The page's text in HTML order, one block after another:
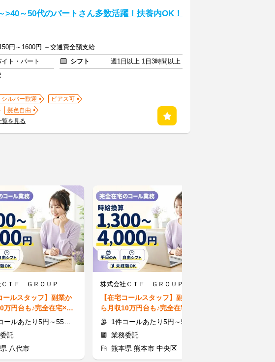
>40～50代のパートさん多数活躍！扶養内OK！
円～1600円 ＋交通費全額支給
ト・パート シフト
週1日以上 1日3時間以上
シルバー歓迎
ピアス可
髪色自由
覧を見る
ＣＴＦ ＧＲＯＵＰ
ールスタッフ】副業か
万円台も♪完全在宅×時
～4,014円★
たり5円～55円 ※時給換算1,300円～4,000円
託
八代市
株式会社ＣＴＦ ＧＲＯＵＰ
【在宅コールスタッフ】副業か
ら月収10万円台も♪完全在宅×時
給換算1,300～4,015円★
1件コールあたり5円～55円 ※時給換算1,300円～4,000円
業務委託
熊本県 熊本市 中央区